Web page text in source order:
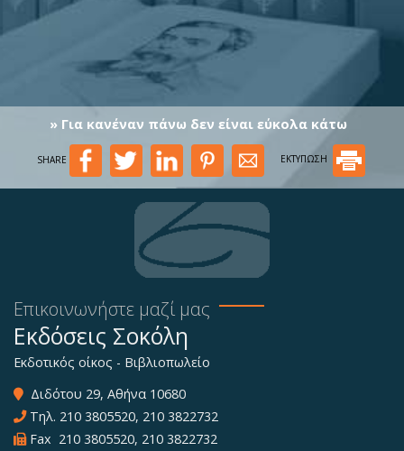
» Για κανέναν πάνω δεν είναι εύκολα κάτω
SHARE ΕΚΤΥΠΩΣΗ
Επικοινωνήστε μαζί μας
Εκδόσεις Σοκόλη
Εκδοτικός οίκος - Βιβλιοπωλείο
Διδότου 29, Αθήνα 10680
Τηλ. 210 3805520, 210 3822732
Fax 210 3805520, 210 3822732